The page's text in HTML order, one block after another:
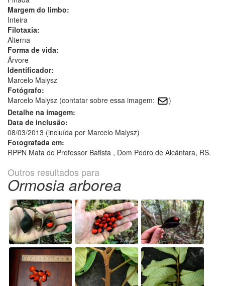
Margem do limbo:
Inteira
Filotaxia:
Alterna
Forma de vida:
Árvore
Identificador:
Marcelo Malysz
Fotógrafo:
Marcelo Malysz (contatar sobre essa imagem:
)
Detalhe na imagem:
Data de inclusão:
08/03/2013 (incluída por Marcelo Malysz)
Fotografada em:
RPPN Mata do Professor Batista , Dom Pedro de Alcântara, RS.
Outros resultados para
Ormosia arborea